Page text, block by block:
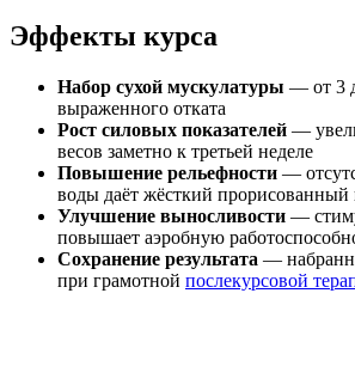
Эффекты курса
Набор сухой мускулатуры — от 3
выраженного отката
Рост силовых показателей —
весов заметно к третьей неделе
Повышение рельефности —
воды даёт жёсткий прорисованный
Улучшение выносливости —
повышает аэробную
Сохранение результата —
при грамотной послекурсовой